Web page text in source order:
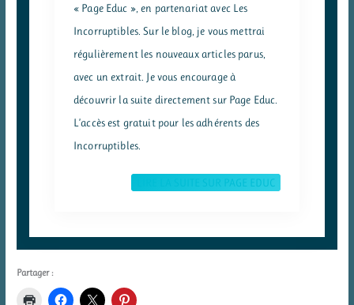
« Page Educ », en partenariat avec Les
Incorruptibles. Sur le blog, je vous mettrai
régulièrement les nouveaux articles parus,
avec un extrait. Je vous encourage à
découvrir la suite directement sur Page Educ.
L’accès est gratuit pour les adhérents des
Incorruptibles.
LIRE LA SUITE SUR PAGE EDUC
Partager :